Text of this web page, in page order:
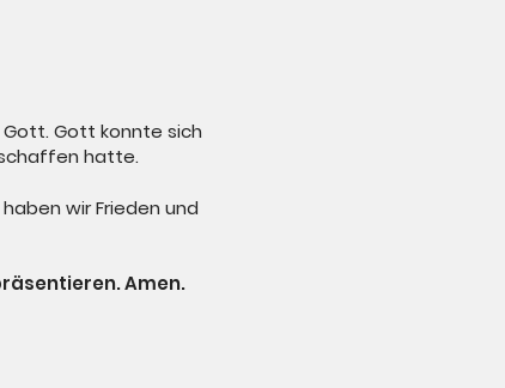
Gott konnte sich
hatte.
wir Frieden und
Amen.